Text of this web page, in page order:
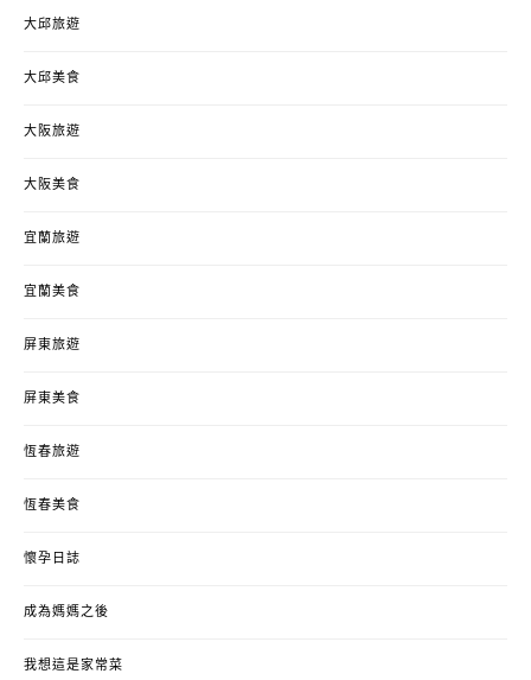
大邱旅遊
大邱美食
大阪旅遊
大阪美食
宜蘭旅遊
宜蘭美食
屏東旅遊
屏東美食
恆春旅遊
恆春美食
懷孕日誌
成為媽媽之後
我想這是家常菜